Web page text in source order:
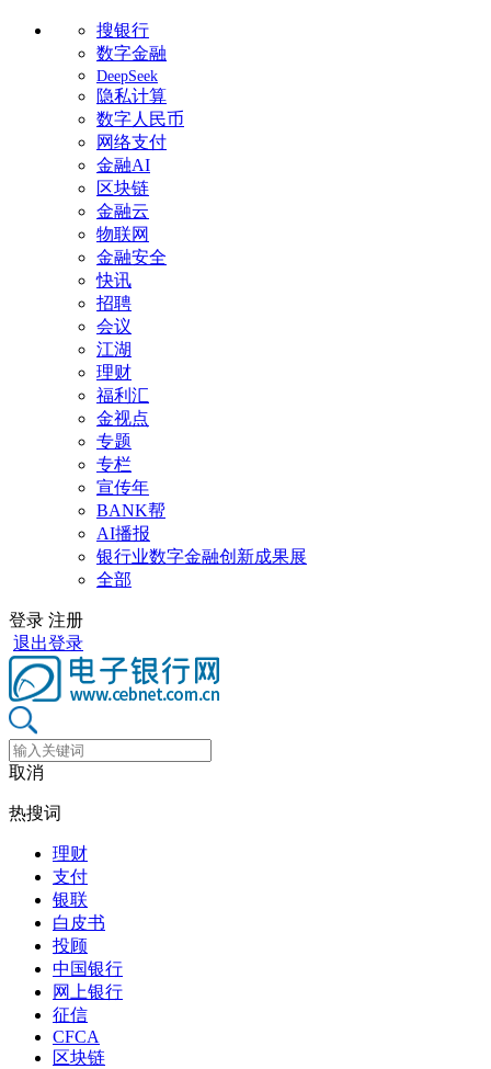
搜银行
数字金融
DeepSeek
隐私计算
数字人民币
网络支付
金融AI
区块链
金融云
物联网
金融安全
快讯
招聘
会议
江湖
理财
福利汇
金视点
专题
专栏
宣传年
BANK帮
AI播报
银行业数字金融创新成果展
全部
登录 注册
退出登录
取消
热搜词
理财
支付
银联
白皮书
投顾
中国银行
网上银行
征信
CFCA
区块链